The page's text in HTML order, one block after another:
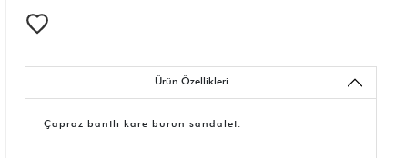
Ürün Özellikleri
Çapraz bantlı kare burun sandalet.